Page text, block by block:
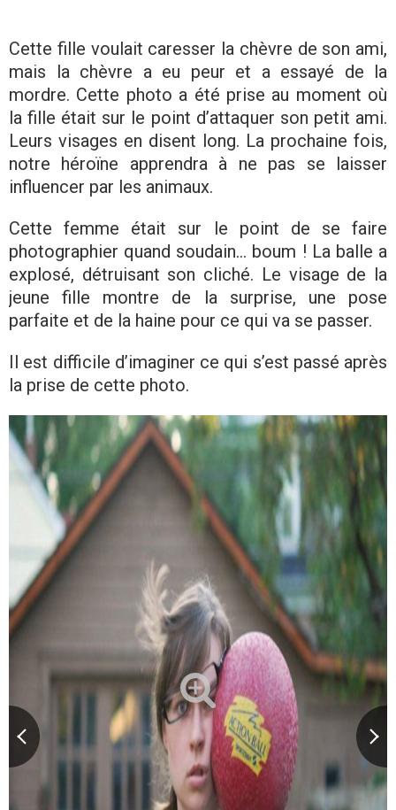
Cette fille voulait caresser la chèvre de son ami,
mais la chèvre a eu peur et a essayé de la
mordre. Cette photo a été prise au moment où
la fille était sur le point d’attaquer son petit ami.
Leurs visages en disent long. La prochaine fois,
notre héroïne apprendra à ne pas se laisser
influencer par les animaux.
Cette femme était sur le point de se faire
photographier quand soudain… boum ! La balle a
explosé, détruisant son cliché. Le visage de la
jeune fille montre de la surprise, une pose
parfaite et de la haine pour ce qui va se passer.
Il est difficile d’imaginer ce qui s’est passé après
la prise de cette photo.